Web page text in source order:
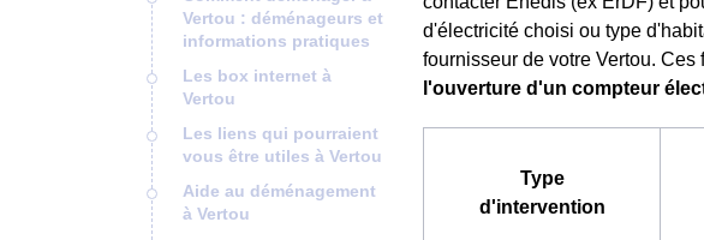
Vertou : déménageurs et
informations pratiques
Les box internet à
Vertou
Les liens qui pourraient
vous être utiles à Vertou
Aide au déménagement
à Vertou
d'électricité choisi ou type
fournisseur de votre Vertou.
l'ouverture d'un compteur
Type
d'intervention